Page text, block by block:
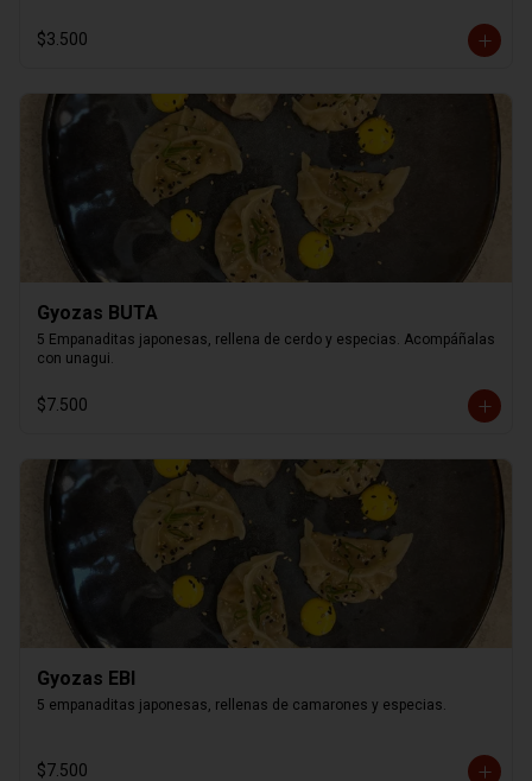
$3.500
Gyozas BUTA
5 Empanaditas japonesas, rellena de cerdo y especias. Acompáñalas
con unagui.
$7.500
Gyozas EBI
5 empanaditas japonesas, rellenas de camarones y especias.
$7.500